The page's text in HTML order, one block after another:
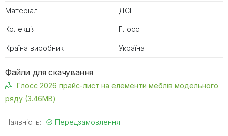
Матеріал ДСП
Колекція Глосс
Країна виробник Україна
Файли для скачування
Глосс 2026 прайс-лист на елементи меблів модельного
ряду (3.46MB)
Наявність: Передзамовлення